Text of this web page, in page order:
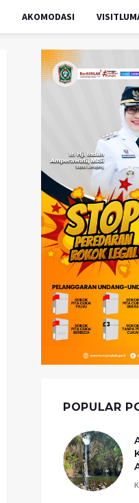
AKOMODASI
POPULAR